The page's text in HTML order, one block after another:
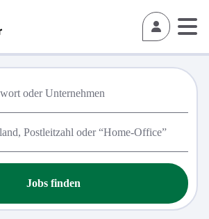
Jobs finden